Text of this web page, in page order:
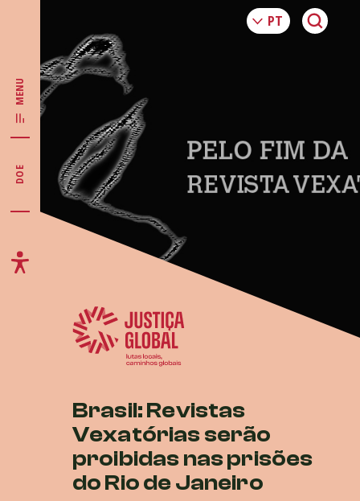
MENU
DOE
Brasil: Revistas
Vexatórias serão
proibidas nas prisões
do Rio de Janeiro